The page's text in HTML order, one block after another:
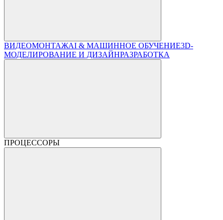
ВИДЕОМОНТАЖAI & МАШИННОЕ ОБУЧЕНИЕ3D-
МОДЕЛИРОВАНИЕ И ДИЗАЙНРАЗРАБОТКА
ПРОЦЕССОРЫ